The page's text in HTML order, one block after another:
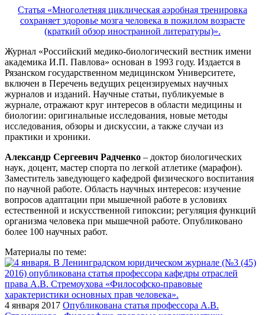
Статья «Многолетняя циклическая аэробная тренировка
сохраняет здоровье мозга человека в пожилом возрасте
(краткий обзор иностранной литературы)».
Журнал «Российский медико-биологический вестник имени
академика И.П. Павлова» основан в 1993 году. Издается в
Рязанском государственном медицинском Университете,
включен в Перечень ведущих рецензируемых научных
журналов и изданий. Научные статьи, публикуемые в
журнале, отражают круг интересов в области медицины и
биологии: оригинальные исследования, новые методы
исследования, обзоры и дискуссии, а также случаи из
практики и хроники.
Александр Сергеевич Радченко – доктор биологических
наук, доцент, мастер спорта по легкой атлетике (марафон).
Заместитель заведующего кафедрой физического воспитания
по научной работе. Область научных интересов: изучение
вопросов адаптации при мышечной работе в условиях
естественной и искусственной гипоксии; регуляция функций
организма человека при мышечной работе. Опубликовано
более 100 научных работ.
Материалы по теме:
4 января 2017 Опубликована статья профессора А.В.